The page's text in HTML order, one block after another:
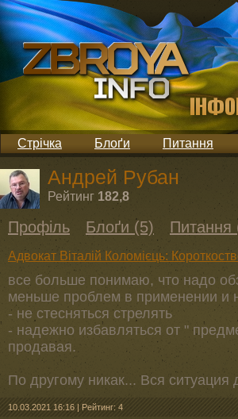
Стрічка Блоґи Питання
Андрей Рубан
Рейтинг 182,8
Профіль Блоґи (5) Питання
Адвокат Віталій Коломієць:
все больше понимаю, что надо
меньше проблем в применении и
- не стесняться стрелять
- надежно избавляться от "
продавая.
По другому никак... Вся ситуация
10.03.2021 16:16 | Рейтинг: 4